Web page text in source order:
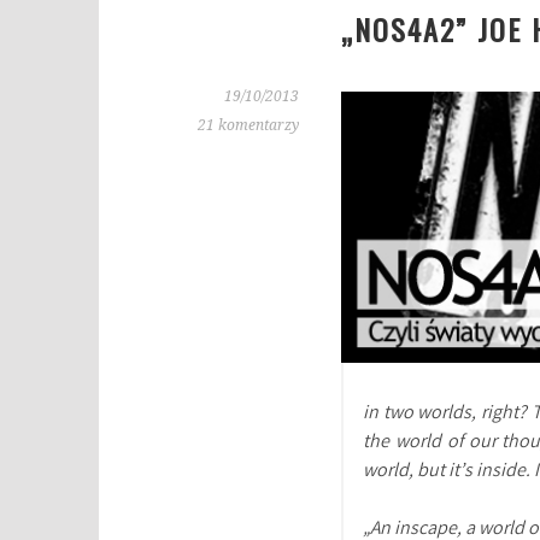
„NOS4A2” JOE
19/10/2013
21 komentarzy
in two worlds, right?
the world of our
world, but it’s inside.
„An inscape, a world